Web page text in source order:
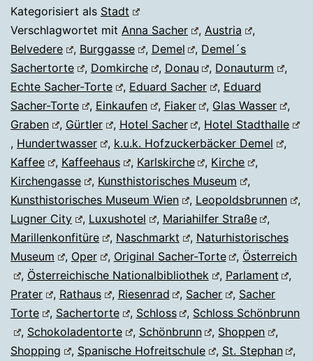
Kategorisiert als Stadt
Verschlagwortet mit Anna Sacher , Austria
,
Belvedere
, Burggasse , Demel , Demel´s
Sachertorte
, Domkirche , Donau , Donauturm
,
Echte Sacher-Torte
, Eduard Sacher , Eduard
Sacher-Torte
, Einkaufen , Fiaker , Glas Wasser
,
Graben
, Gürtler , Hotel Sacher , Hotel Stadthalle
, Hundertwasser , k.u.k. Hofzuckerbäcker Demel
,
Kaffee
, Kaffeehaus , Karlskirche , Kirche
,
Kirchengasse
, Kunsthistorisches Museum
,
Kunsthistorisches Museum Wien
, Leopoldsbrunnen
,
Lugner City
, Luxushotel , Mariahilfer Straße
,
Marillenkonfitüre
, Naschmarkt , Naturhistorisches
Museum
, Oper , Original Sacher-Torte , Österreich
, Österreichische Nationalbibliothek , Parlament
,
Prater
, Rathaus , Riesenrad , Sacher , Sacher
Torte
, Sachertorte , Schloss , Schloss Schönbrunn
, Schokoladentorte , Schönbrunn , Shoppen
,
Shopping
, Spanische Hofreitschule , St. Stephan
,